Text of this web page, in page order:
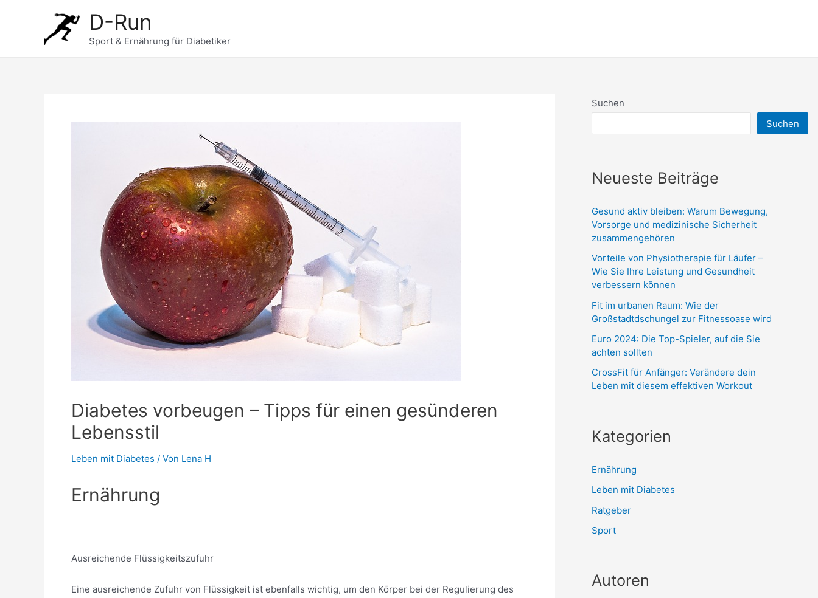
D-Run
Sport & Ernährung für Diabetiker
Diabetes vorbeugen – Tipps für einen gesünderen
Lebensstil
Leben mit Diabetes / Von Lena H
Ernährung
Ausreichende Flüssigkeitszufuhr
Eine ausreichende Zufuhr von Flüssigkeit ist ebenfalls wichtig, um den Körper bei der Regulierung des
Suchen
Suchen
Neueste Beiträge
Gesund aktiv bleiben: Warum Bewegung,
Vorsorge und medizinische Sicherheit
zusammengehören
Vorteile von Physiotherapie für Läufer –
Wie Sie Ihre Leistung und Gesundheit
verbessern können
Fit im urbanen Raum: Wie der
Großstadtdschungel zur Fitnessoase wird
Euro 2024: Die Top-Spieler, auf die Sie
achten sollten
CrossFit für Anfänger: Verändere dein
Leben mit diesem effektiven Workout
Kategorien
Ernährung
Leben mit Diabetes
Ratgeber
Sport
Autoren